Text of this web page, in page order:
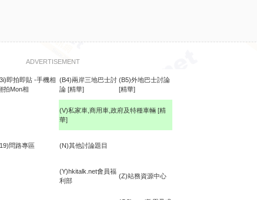
ADVERTISEMENT
即拍即貼 -手機相
拍Mon相
(B4)兩岸三地巴士討
論 [精華]
(B5)外地巴士討論
[精華]
(V)私家車,商用車,政府及特種車輛 [精
華]
問路專區 (N)其他討論題目
(Y)hkitalk.net會員福
利部
(Z)站務資源中心